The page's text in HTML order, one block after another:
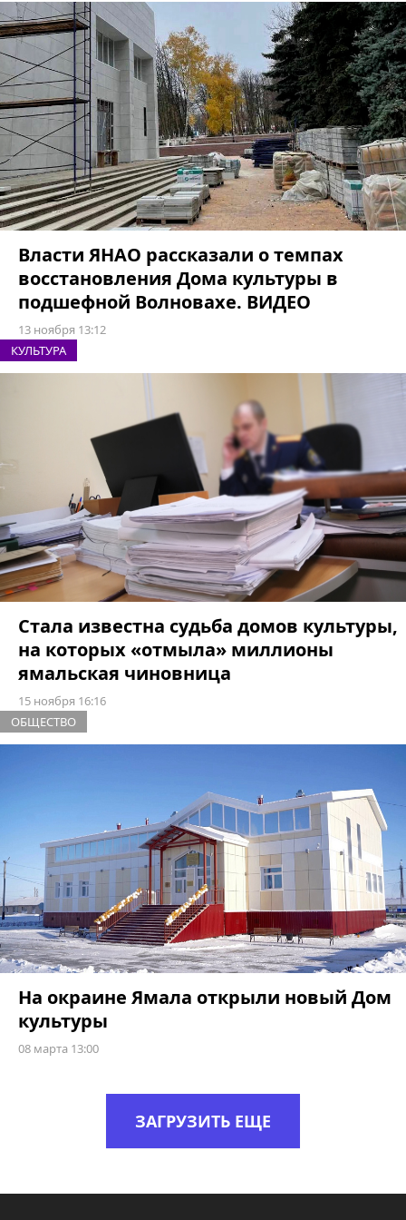
Власти ЯНАО рассказали о темпах
восстановления Дома культуры в
подшефной Волновахе. ВИДЕО
13 ноября 13:12
КУЛЬТУРА
Стала известна судьба домов культуры,
на которых «отмыла» миллионы
ямальская чиновница
15 ноября 16:16
ОБЩЕСТВО
На окраине Ямала открыли новый Дом
культуры
08 марта 13:00
ЗАГРУЗИТЬ ЕЩЕ